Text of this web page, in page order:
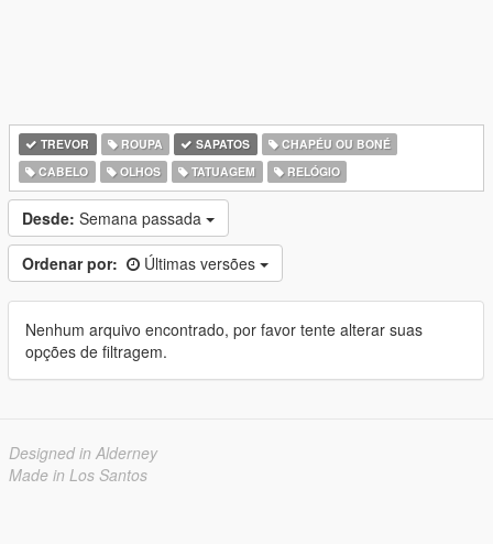
TREVOR ROUPA SAPATOS
CHAPÉU OU BONÉ
CABELO
OLHOS TATUAGEM RELÓGIO
Desde: Semana passada
Ordenar por: Últimas versões
Nenhum arquivo encontrado, por favor tente alterar suas
opções de filtragem.
Designed in Alderney
Made in Los Santos